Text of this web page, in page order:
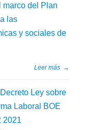
marco del Plan
las
y sociales de
Leer más →
Ley sobre
Laboral BOE
2021